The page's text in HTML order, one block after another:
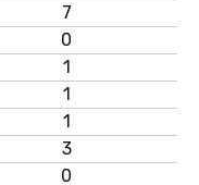
7
0
1
1
1
3
0